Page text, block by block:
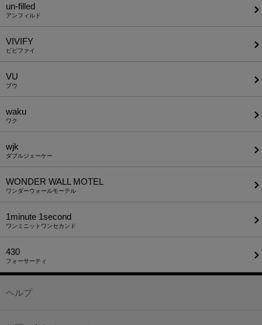
un-filled
アンフィルド
VIVIFY
ビビファイ
VU
ブウ
waku
ワク
wjk
ダブルジェーケー
WONDER WALL MOTEL
ワンダーウォールモーテル
1minute​ 1second
ワンミニットワンセカンド
430
フォーサーティ
ヘルプ